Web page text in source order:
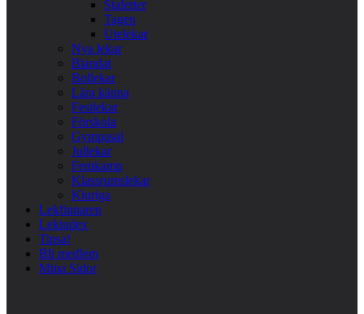
Stafetter
Tagen
Utelekar
Nya lekar
Blandat
Bollekar
Lära känna
Festlekar
Förskola
Gympasal
Jullekar
Femkamp
Klassrumslekar
Kluriga
Lekfinnaren
Lekindex
Tipsa!
Bli medlem
Mina Sidor